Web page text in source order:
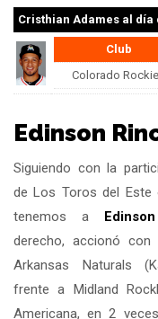
Cristhian Adames al día
Club
Colorado
Edinson
Siguiendo con la
de Los Toros del Este
tenemos a
derecho, accionó con
Arkansas Naturals
frente a Midland
Americana, en 2